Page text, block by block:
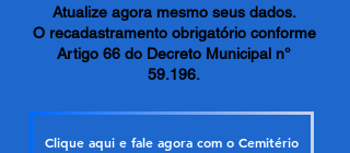
Atualize agora mesmo seus dados.
O recadastramento obrigatório conforme
Artigo 66 do Decreto Municipal n°
59.196.
Clique aqui e fale agora com o Cemitério